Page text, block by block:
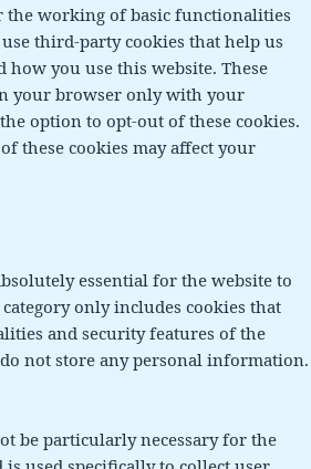
the working of basic functionalities
third-party cookies that help us
how you use this website. These
your browser only with your
option to opt-out of these cookies.
these cookies may affect your
essential for the website to
only includes cookies that
and security features of the
not store any personal information.
be particularly necessary for the